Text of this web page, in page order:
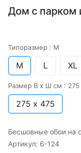
Дом с парком
Типоразмер : M
M L XL
Размер В х Ш см : 275
275 х 475
Бесшовные обои на
Артикул: 6-124